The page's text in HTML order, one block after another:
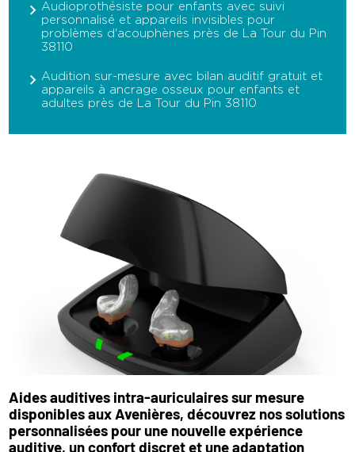
Audioprothésiste pour enfants avec suivi
personnalisé et appareils invisibles pour
problèmes d'acouphènes près de La Tour du Pin
38110
Audition sur-mesure avec bilan auditif gratuit et
appareils à ancrage osseux pour enfants et
adultes près de La Tour du Pin 38110
Aides auditives intra-auriculaires sur mesure
disponibles aux Avenières, découvrez nos solutions
personnalisées pour une nouvelle expérience